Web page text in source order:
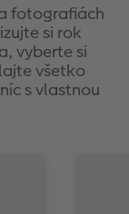
fotografiách
si rok
vyberte si
všetko
s vlastnou